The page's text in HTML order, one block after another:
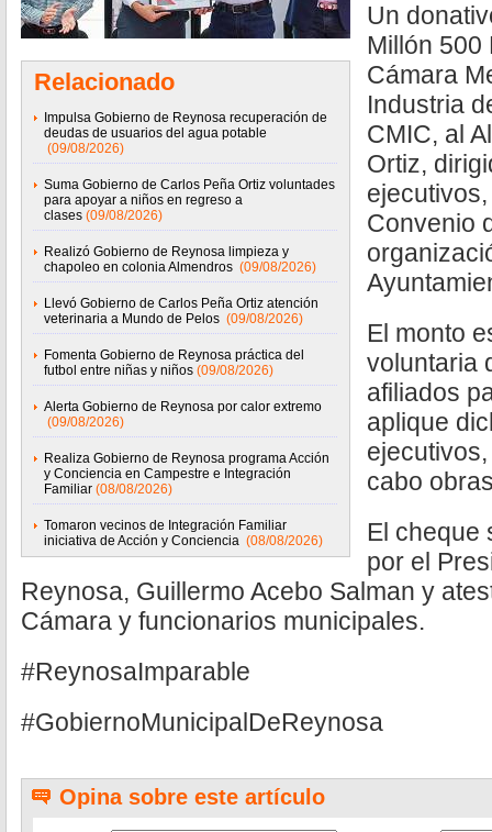
Relacionado
Impulsa Gobierno de Reynosa recuperación de
deudas de usuarios del agua potable
(09/08/2026)
Suma Gobierno de Carlos Peña Ortiz voluntades
para apoyar a niños en regreso a
clases (09/08/2026)
Realizó Gobierno de Reynosa limpieza y
chapoleo en colonia Almendros (09/08/2026)
Llevó Gobierno de Carlos Peña Ortiz atención
veterinaria a Mundo de Pelos (09/08/2026)
Fomenta Gobierno de Reynosa práctica del
futbol entre niñas y niños (09/08/2026)
Alerta Gobierno de Reynosa por calor extremo
(09/08/2026)
Realiza Gobierno de Reynosa programa Acción
y Conciencia en Campestre e Integración
Familiar (08/08/2026)
Tomaron vecinos de Integración Familiar
iniciativa de Acción y Conciencia (08/08/2026)
Un
Millón 500
Cámara
Industria
CMIC, al
Ortiz,
Convenio
El monto
voluntaria
afiliados
aplique
cabo
El cheque
por el
Reynosa, Guillermo Acebo Salman y
Cámara y funcionarios municipales.
#ReynosaImparable
#GobiernoMunicipalDeReynosa
Opina sobre este artículo